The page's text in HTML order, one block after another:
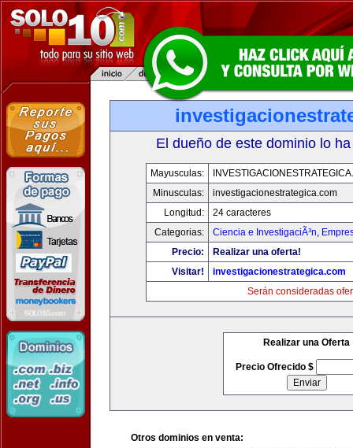
El dueño de este dominio lo
Mayusculas:
Minusculas:
investigacionestrategica.com
Longitud:
24 caracteres
Categorias:
Ciencia e InvestigaciÃ³n,
Precio:
Realizar una oferta!
Visitar!
investigacionestrategica.com
Serán consideradas
Realizar una Oferta
Precio Ofrecido $
Otros dominios en venta: